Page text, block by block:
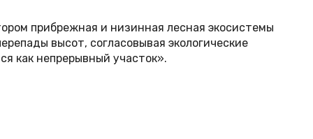
прибрежная и низинная лесная экосистемы
высот, согласовывая экологические
как непрерывный участок».